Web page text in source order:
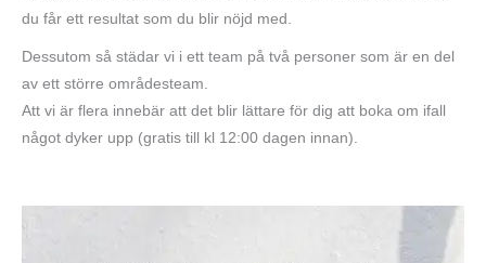
du får ett resultat som du blir nöjd med.
Dessutom så städar vi i ett team på två personer som är en del
av ett större områdesteam.
Att vi är flera innebär att det blir lättare för dig att boka om ifall
något dyker upp (gratis till kl 12:00 dagen innan).